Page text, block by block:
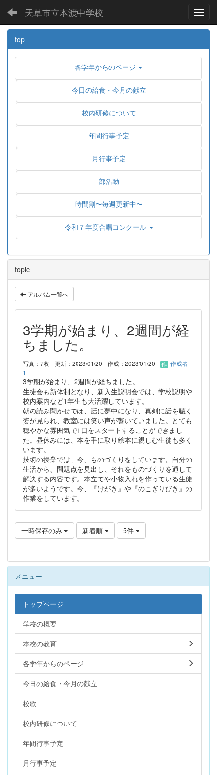
天草市立本渡中学校
top
各学年からのページ
今日の給食・今月の献立
校内研修について
年間行事予定
月行事予定
部活動
時間割〜毎週更新中〜
令和７年度合唱コンクール
topic
アルバム一覧へ
3学期が始まり、2週間が経
ちました。
写真：7枚 更新：2023/01/20 作成：2023/01/20
作成者
1
3学期が始まり、2週間が経ちました。
生徒会も新体制となり、新入生説明会では、学校説明や
校内案内など1年生も大活躍しています。
朝の読み聞かせでは、話に夢中になり、真剣に話を聴く
姿が見られ、教室には笑い声が響いていました。とても
穏やかな雰囲気で1日をスタートすることができまし
た。昼休みには、本を手に取り絵本に親しむ生徒も多く
います。
技術の授業では、今、ものづくりをしています。自分の
生活から、問題点を見出し、それをものづくりを通して
解決する内容です。本立てや小物入れを作っている生徒
が多いようです。今、『けがき』や『のこぎりびき』の
作業をしています。
一時保存のみ 新着順 5件
メニュー
トップページ
学校の概要
本校の教育
各学年からのページ
今日の給食・今月の献立
校歌
校内研修について
年間行事予定
月行事予定